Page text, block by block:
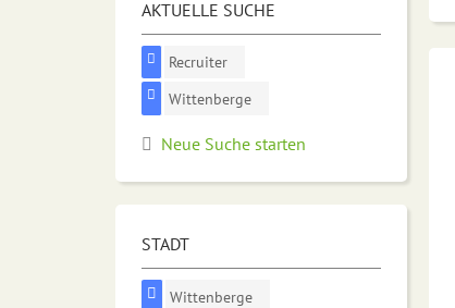
AKTUELLE SUCHE
Recruiter
Wittenberge
Neue Suche starten
STADT
Wittenberge